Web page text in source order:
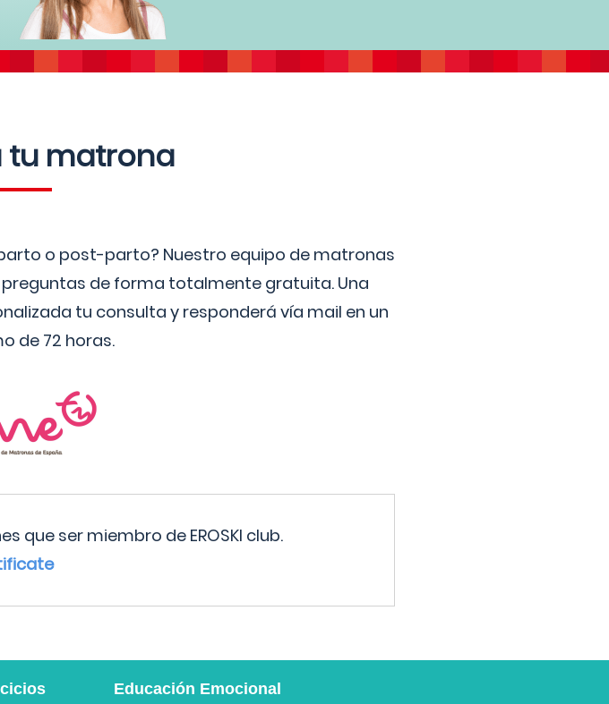
tu matrona
o post-parto? Nuestro equipo de matronas
de forma totalmente gratuita. Una
tu consulta y responderá vía mail en un
de 72 horas.
que ser miembro de EROSKI club.
Educación Emocional